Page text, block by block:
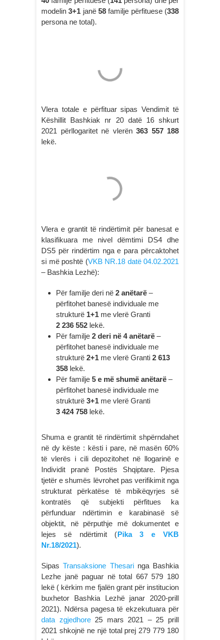
modelin3+1 janë58familje përfituese (338
persona ne total).
Vlera totale e përfituar sipas Vendimit të
Këshillit Bashkiak nr 20 datë 16 shkurt
2021 përllogaritet në vlerën 363 557 188
lekë.
Vlera e grantit të rindërtimit për banesat e
klasifikuara me nivel dëmtimi DS4 dhe
DS5 për rindërtim nga e para përcaktohet
si më poshtë (VKB NR.18 datë 04.02.2021
– Bashkia Lezhë):
Për familje deri në 2 anëtarë –
përfitohet banesë individuale me
strukturë 1+1 me vlerë Granti
2 236 552 lekë.
Për familje 2 deri në 4 anëtarë –
përfitohet banesë individuale me
strukturë 2+1 me vlerë Granti 2 613
358 lekë.
Për familje 5 e më shumë anëtarë –
përfitohet banesë individuale me
strukturë 3+1 me vlerë Granti
3 424 758 lekë.
Shuma e grantit të rindërtimit shpërndahet
në dy këste : kësti i pare, në masën 60%
të vlerës i cili depozitohet në llogarinë e
Individit pranë Postës Shqiptare. Pjesa
tjetër e shumës lëvrohet pas verifikimit nga
strukturat përkatëse të mbikëqyrjes së
kontratës që subjekti përfitues ka
përfunduar ndërtimin e karabinasë së
objektit, në përputhje më dokumentet e
lejes së ndërtimit (Pika 3 e VKB
Nr.18/2021).
SipasTransaksione Thesaringa Bashkia
Lezhe janë paguar në total 667 579 180
lekë ( kërkim me fjalën grant për institucion
buxhetor Bashkia Lezhë janar 2020-prill
2021). Ndërsa pagesa të ekzekutuara për
data zgjedhore25 mars 2021 – 25 prill
2021 shkojnë ne një total prej 279 779 180